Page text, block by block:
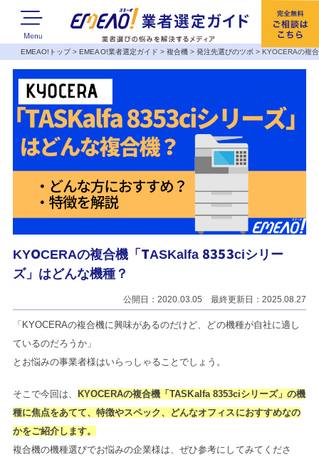
EMEAO!トップ>EMEAO!業者選定ガイド > 複合機> 発注先選びのツボ >KYOCERAの複
KYOCERAの複合機「TASKalfa 8353ciシリー
ズ」はどんな機種？
公開日：2020.03.05 最終更新日：2025.08.27
「KYOCERAの複合機に興味があるのだけど、どの機種が自社に適し
ているのだろうか」
とお悩みの事業者様はいらっしゃることでしょう。
そこで今回は、
KYOCERAの複合機「TASKalfa 8353ciシリーズ」の機
種に焦点をあてて、特徴やスペック、どんなオフィスにおすすめなの
かをご紹介します。
複合機の機種選びでお悩みの企業様は、ぜひ参考にしてみてくださ